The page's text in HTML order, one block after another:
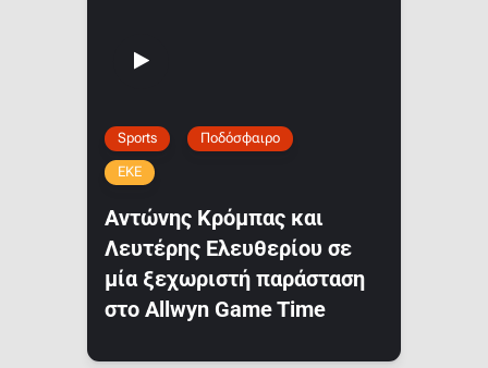
Sports Ποδόσφαιρο
ΕΚΕ
Αντώνης Κρόμπας και
Λευτέρης Ελευθερίου σε
μία ξεχωριστή παράσταση
στο Allwyn Game Time